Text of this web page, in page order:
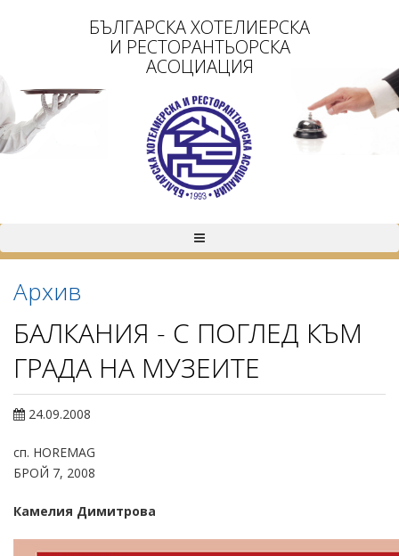
БЪЛГАРСКА ХОТЕЛИЕРСКА
И РЕСТОРАНТЬОРСКА
АСОЦИАЦИЯ
Архив
БАЛКАНИЯ - С ПОГЛЕД КЪМ
ГРАДА НА МУЗЕИТЕ
24.09.2008
сп. HOREMAG
БРОЙ 7, 2008
Камелия Димитрова